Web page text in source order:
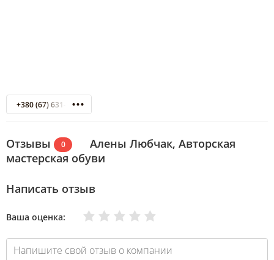
+380 (67) 631-61-73
Отзывы 0
Алены Любчак, Авторская
мастерская обуви
Написать отзыв
Ваша оценка: Отлично
Хорошо
Нормально
Плохо
Очень плохо